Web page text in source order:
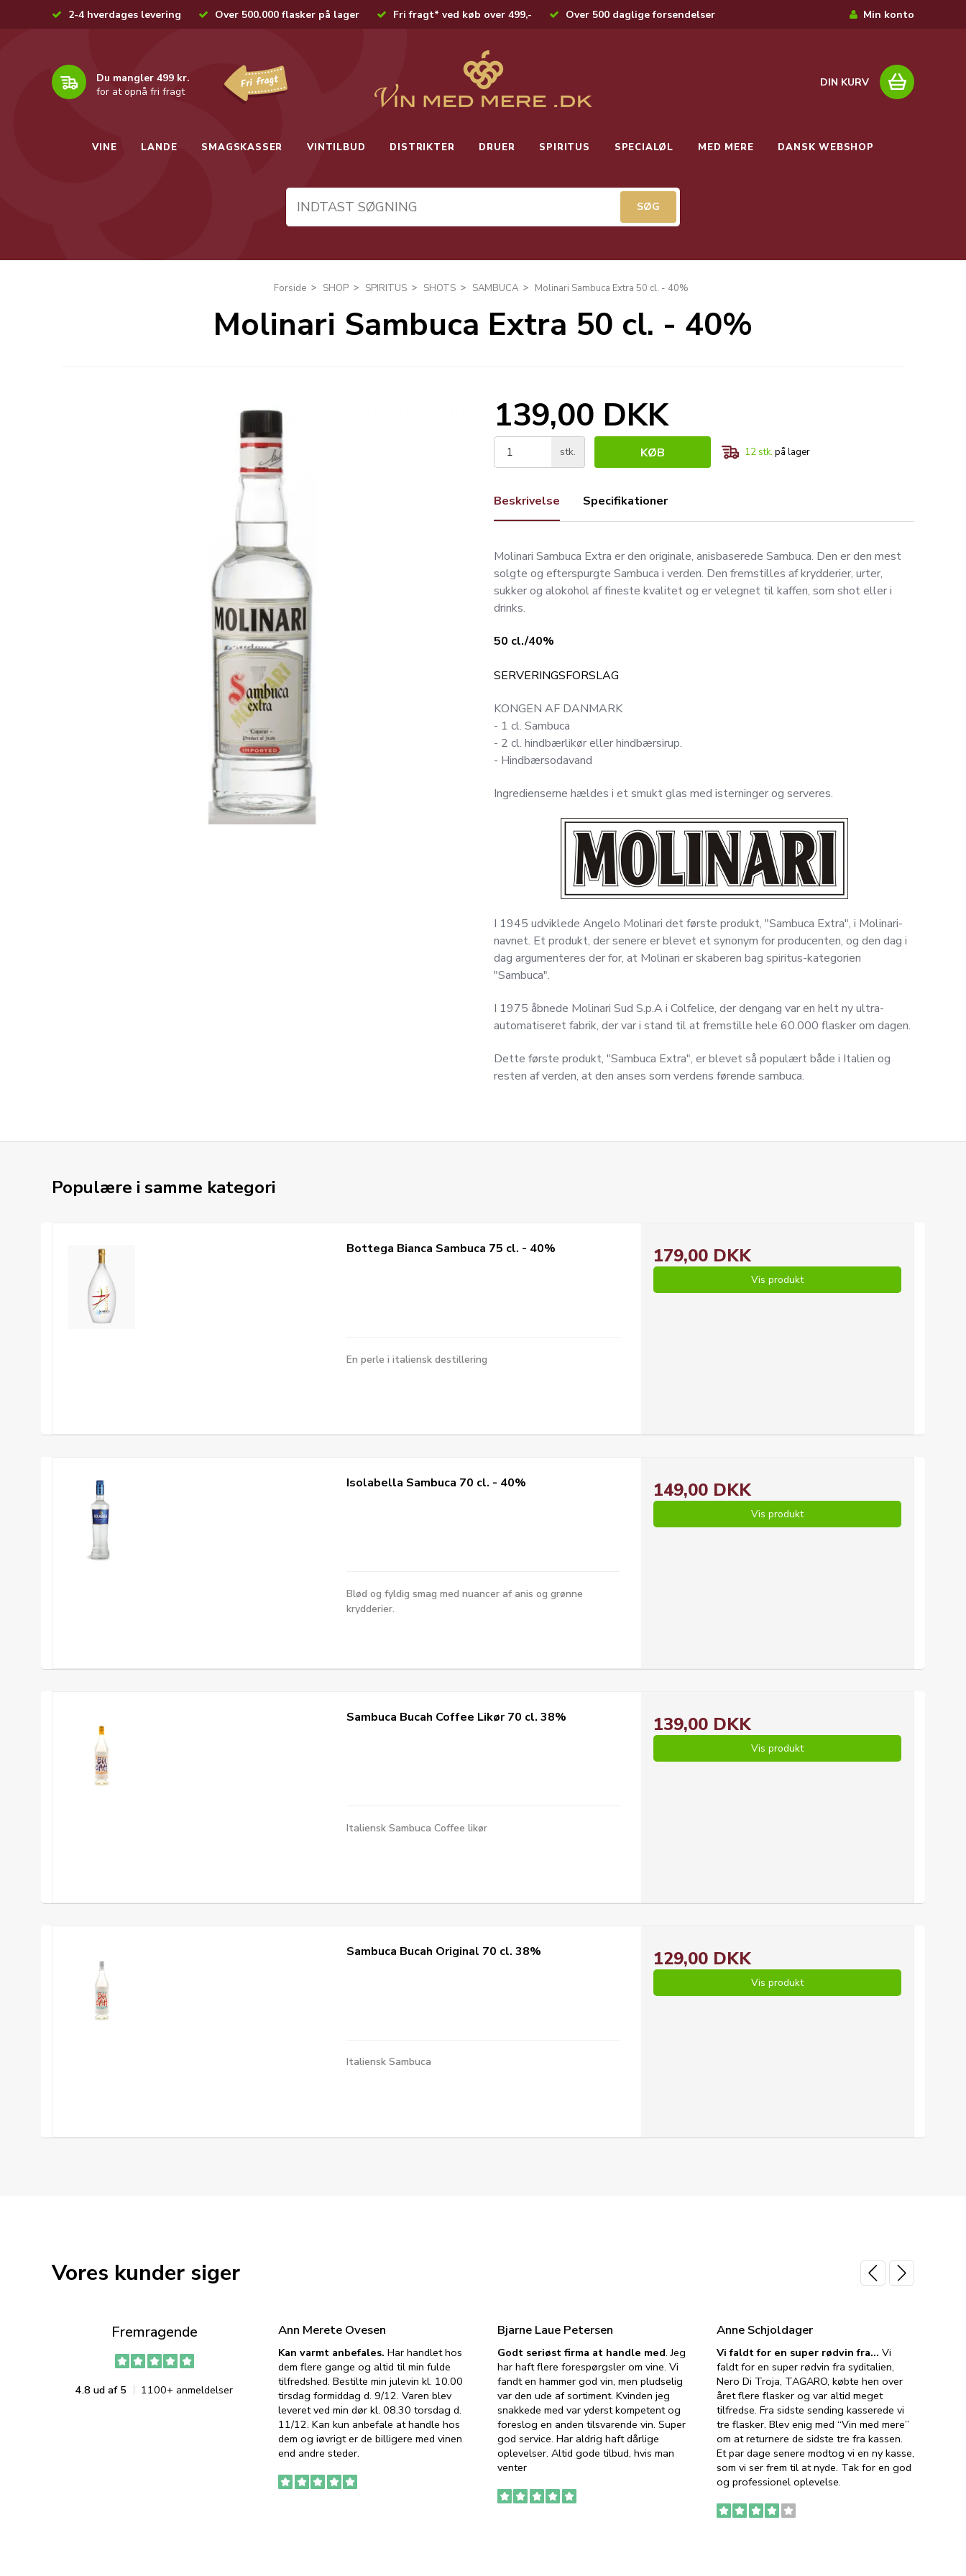
2-4 hverdages levering Over 500.000 flasker på lager Fri fragt* ved køb over 499,- Over 500 daglige forsendelser Min konto
Du mangler 499 kr.
for at opnå fri fragt
DIN KURV
VINE LANDE SMAGSKASSER VINTILBUD DISTRIKTER DRUER SPIRITUS SPECIALØL MED MERE DANSK WEBSHOP
Forside SHOP SPIRITUS SHOTS SAMBUCA Molinari Sambuca Extra 50 cl. - 40%
Molinari Sambuca Extra 50 cl. - 40%
139,00 DKK
stk. KØB 12 stk. på lager
Beskrivelse Specifikationer
Molinari Sambuca Extra er den originale, anisbaserede Sambuca. Den er den mest
solgte og efterspurgte Sambuca i verden. Den fremstilles af krydderier, urter,
sukker og alokohol af fineste kvalitet og er velegnet til kaffen, som shot eller i
drinks.
50 cl./40%
SERVERINGSFORSLAG
KONGEN AF DANMARK
- 1 cl. Sambuca
- 2 cl. hindbærlikør eller hindbærsirup.
- Hindbærsodavand
Ingredienserne hældes i et smukt glas med isterninger og serveres.
I 1945 udviklede Angelo Molinari det første produkt, "Sambuca Extra", i Molinari-
navnet. Et produkt, der senere er blevet et synonym for producenten, og den dag i
dag argumenteres der for, at Molinari er skaberen bag spiritus-kategorien
"Sambuca".
I 1975 åbnede Molinari Sud S.p.A i Colfelice, der dengang var en helt ny ultra-
automatiseret fabrik, der var i stand til at fremstille hele 60.000 flasker om dagen.
Dette første produkt, "Sambuca Extra", er blevet så populært både i Italien og
resten af verden, at den anses som verdens førende sambuca.
Populære i samme kategori
Bottega Bianca Sambuca 75 cl. - 40%
En perle i italiensk destillering
179,00 DKK
Vis produkt
Isolabella Sambuca 70 cl. - 40%
Blød og fyldig smag med nuancer af anis og grønne
krydderier.
149,00 DKK
Vis produkt
Sambuca Bucah Coffee Likør 70 cl. 38%
Italiensk Sambuca Coffee likør
139,00 DKK
Vis produkt
Sambuca Bucah Original 70 cl. 38%
Italiensk Sambuca
129,00 DKK
Vis produkt
Vores kunder siger
Fremragende
4.8 ud af 5 1100+ anmeldelser
Ann Merete Ovesen
Kan varmt anbefales. Har handlet hos
dem flere gange og altid til min fulde
tilfredshed. Bestilte min julevin kl. 10.00
tirsdag formiddag d. 9/12. Varen blev
leveret ved min dør kl. 08.30 torsdag d.
11/12. Kan kun anbefale at handle hos
dem og iøvrigt er de billigere med vinen
end andre steder.
Bjarne Laue Petersen
Godt seriøst firma at handle med. Jeg
har haft flere forespørgsler om vine. Vi
fandt en hammer god vin, men pludselig
var den ude af sortiment. Kvinden jeg
snakkede med var yderst kompetent og
foreslog en anden tilsvarende vin. Super
god service. Har aldrig haft dårlige
oplevelser. Altid gode tilbud, hvis man
venter
Anne Schjoldager
Vi faldt for en super rødvin fra… Vi
faldt for en super rødvin fra syditalien,
Nero Di Troja, TAGARO, købte hen over
året flere flasker og var altid meget
tilfredse. Fra sidste sending kasserede vi
tre flasker. Blev enig med “Vin med mere”
om at returnere de sidste tre fra kassen.
Et par dage senere modtog vi en ny kasse,
som vi ser frem til at nyde. Tak for en god
og professionel oplevelse.